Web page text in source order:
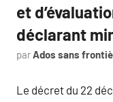
et
déclarant
parAdos sans
Le décret du 22